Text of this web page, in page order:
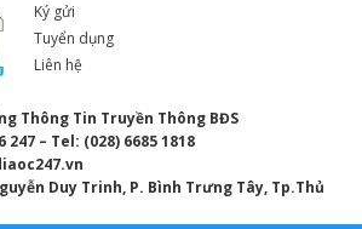
Ký gửi
Tuyển dụng
Liên hệ
Thông Tin Truyền Thông BĐS
247 – Tel: (028) 6685 1818
Duy Trinh, P. Bình Trưng Tây, Tp.Thủ